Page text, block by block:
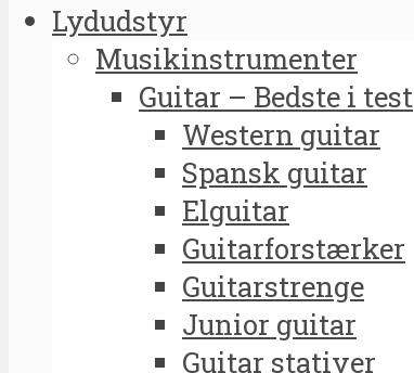
Lydudstyr
Musikinstrumenter
Guitar – Bedste i test
Western guitar
Spansk guitar
Elguitar
Guitarforstærker
Guitarstrenge
Junior guitar
Guitar stativer